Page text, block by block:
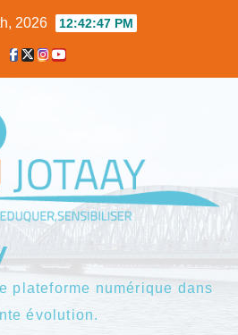
2026 12:42:48 PM
plateforme numérique dans
évolution.